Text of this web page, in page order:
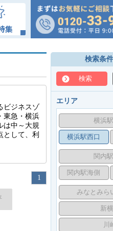
集
ビジネスゾ
東急・横浜
は中～大規
して、利
1
検索条
検索
エリア
横浜
横浜駅西口
関内
関内駅海側
みなとみら
新
川